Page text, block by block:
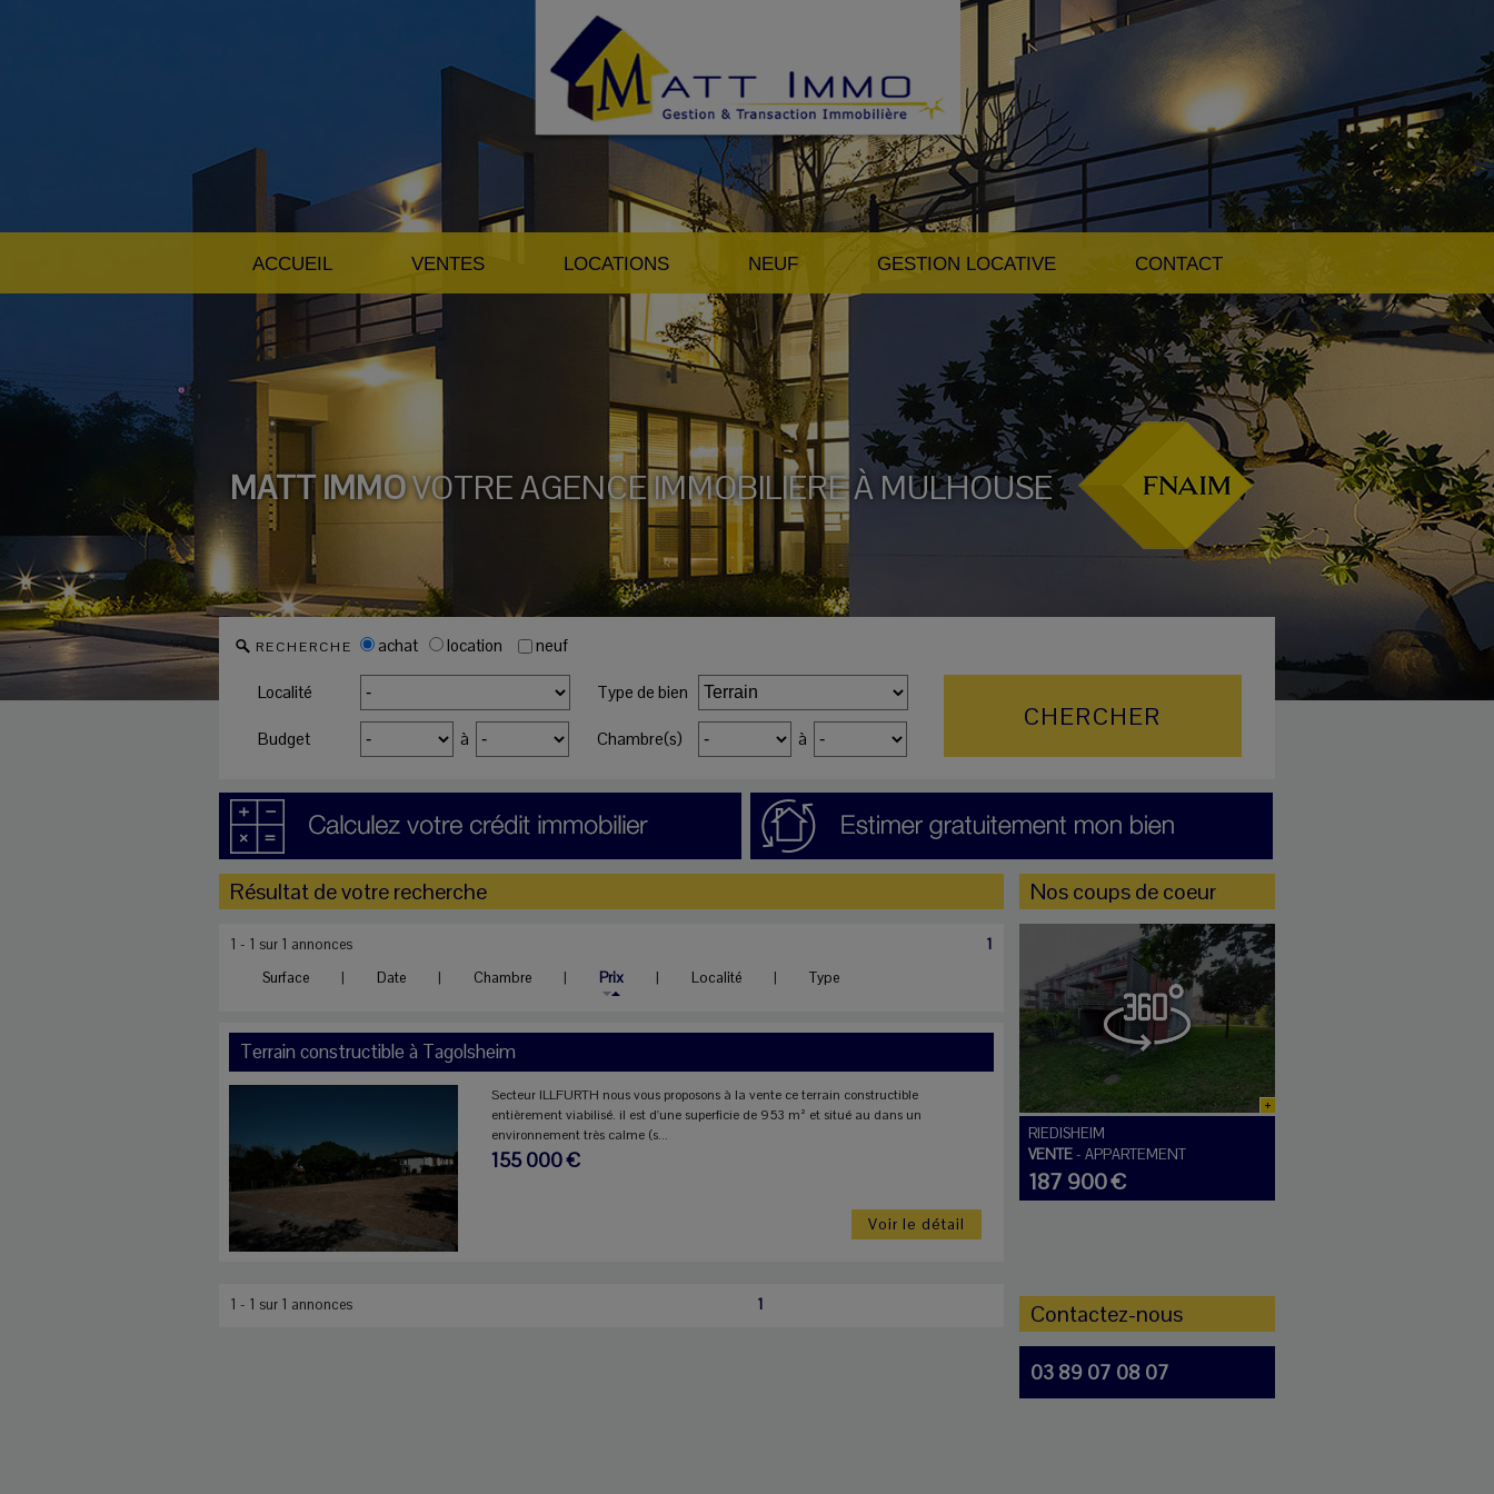
ACCUEIL VENTES LOCATIONS NEUF GESTION LOCATIVE CONTACT
MATT IMMOVOTRE AGENCE IMMOBILIERE À MULHOUSE
RECHERCHE achat location neuf
Localité Type de bien
Budget à Chambre(s) à
Résultat de votre recherche
1 - 1 sur 1 annonces
1
Surface
| Date | Chambre | Prix | Localité | Type
Terrain constructible à Tagolsheim
Secteur ILLFURTH nous vous proposons à la vente ce terrain constructible
entièrement viabilisé. il est d'une superficie de 953 m² et situé au dans un
environnement très calme (s...
155 000 €
Voir le détail
1 - 1 sur 1 annonces 1
Nos coups de coeur
RIEDISHEIM
VENTE- APPARTEMENT
187 900 €
Contactez-nous
03 89 07 08 07